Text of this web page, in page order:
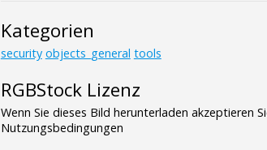
Kategorien
security objects_general tools
RGBStock Lizenz
Wenn Sie dieses Bild herunterladen akzeptieren
Nutzungsbedingungen